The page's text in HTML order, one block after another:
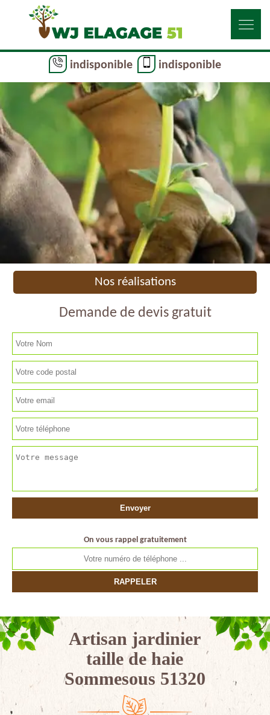
indisponible indisponible
Nos réalisations
Demande de devis gratuit
On vous rappel gratuitement
Artisan jardinier
taille de haie
Sommesous 51320